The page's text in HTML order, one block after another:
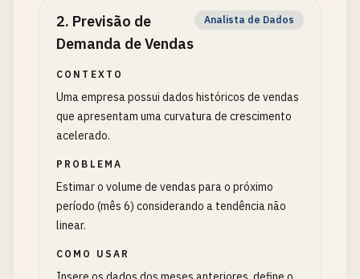
2. Previsão de
Demanda de Vendas
Analista de Dados
CONTEXTO
Uma empresa possui dados históricos de vendas
que apresentam uma curvatura de crescimento
acelerado.
PROBLEMA
Estimar o volume de vendas para o próximo
período (mês 6) considerando a tendência não
linear.
COMO USAR